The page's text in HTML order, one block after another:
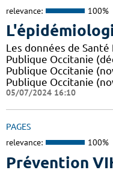
relevance: 100%
Les données de
Publique Occitanie
Publique Occitanie
Publique Occitanie
05/07/2024 16:10
PAGES
relevance: 100%
Prévention